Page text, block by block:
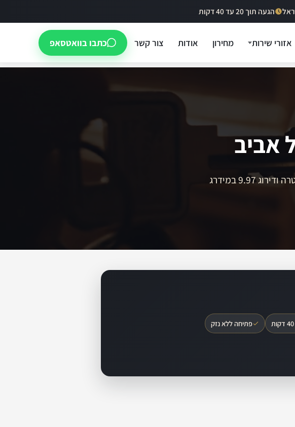
הגעה תוך 20 עד 40 דקות
אזורי שירות מחירון אודות צור קשר כתבו בוואטסאפ
אביב
במידרג
פתיחה ללא נזק